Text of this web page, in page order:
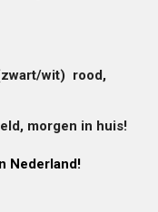
wit) rood,
morgen in huis!
Nederland!